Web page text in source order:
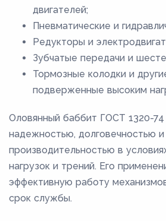
двигателей;
Пневматические и
Редукторы и
Зубчатые передачи и
Тормозные колодки и
подверженные высоким
Оловянный баббит ГОСТ 1320-74
надежностью, долговечностью
производительностью в
нагрузок и трений. Его
эффективную работу
срок службы.